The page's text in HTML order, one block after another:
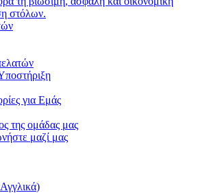
στόλων.
για Εμάς
της ομάδας μας
μαζί μας
Αγγλικά)